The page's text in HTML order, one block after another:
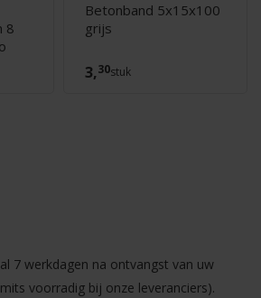
8
Betonband 5x15x100
grijs
3,30stuk
7 werkdagen na ontvangst van uw
voorradig bij onze leveranciers).